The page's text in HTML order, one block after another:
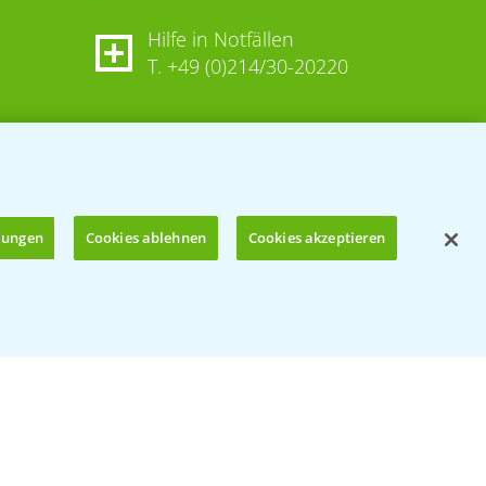
Hilfe in Notfällen
T. +49 (0)214/30-20220
Cookies ablehnen Cookies akzeptieren